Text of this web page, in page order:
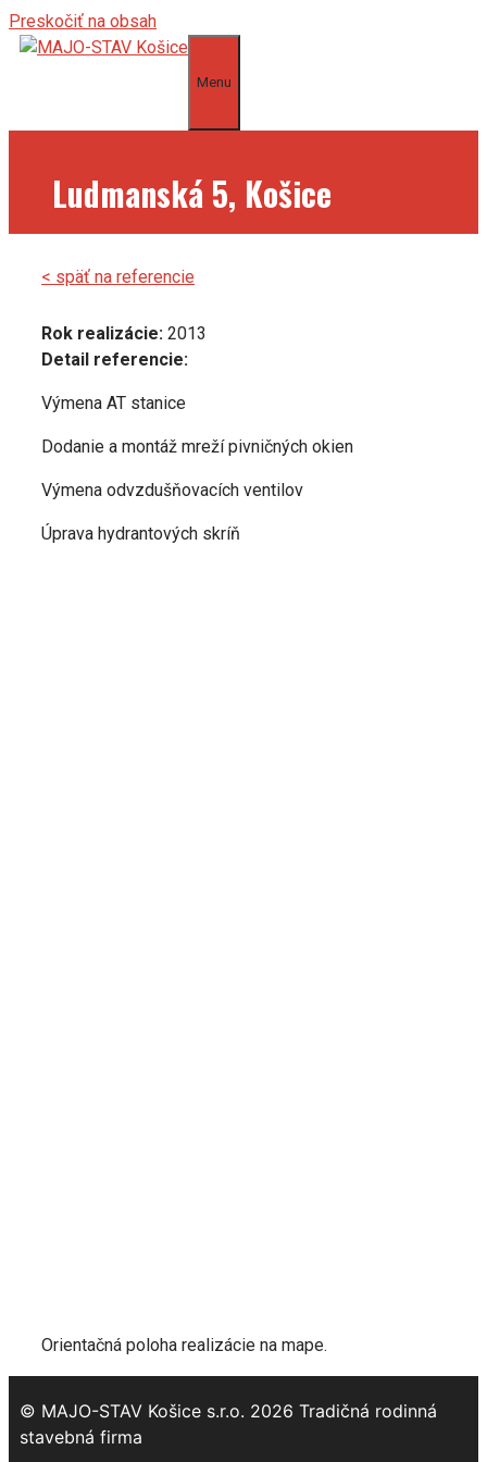
Preskočiť na obsah
Menu
Ludmanská 5, Košice
< späť na referencie
Rok realizácie: 2013
Detail referencie:
Výmena AT stanice
Dodanie a montáž mreží pivničných okien
Výmena odvzdušňovacích ventilov
Úprava hydrantových skríň
Orientačná poloha realizácie na mape.
© MAJO-STAV Košice s.r.o. 2026 Tradičná rodinná
stavebná firma